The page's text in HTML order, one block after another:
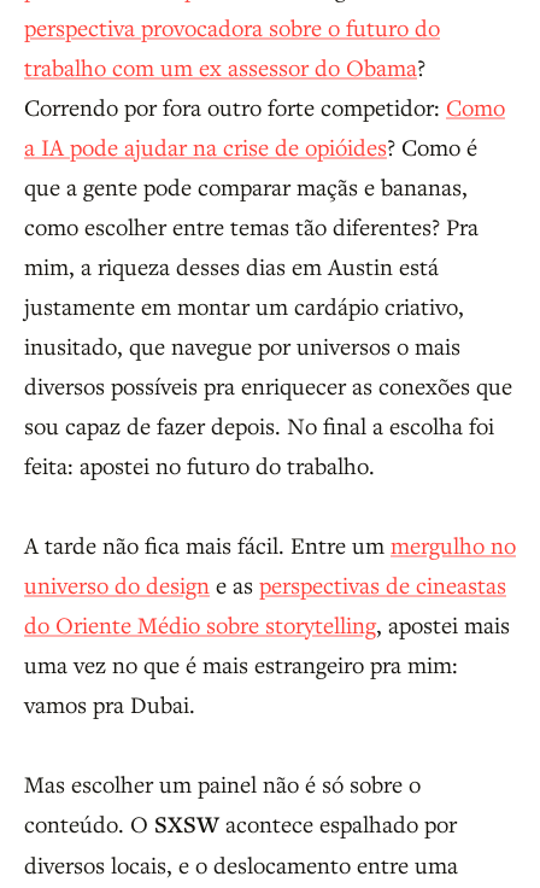
perspectiva provocadora sobre o futuro do
trabalho com um ex assessor do Obama?
Correndo por fora outro forte competidor: Como
a IA pode ajudar na crise de opióides? Como é
que a gente pode comparar maçãs e bananas,
como escolher entre temas tão diferentes? Pra
mim, a riqueza desses dias em Austin está
justamente em montar um cardápio criativo,
inusitado, que navegue por universos o mais
diversos possíveis pra enriquecer as conexões que
sou capaz de fazer depois. No final a escolha foi
feita: apostei no futuro do trabalho.
A tarde não fica mais fácil. Entre um mergulho no
universo do design e as perspectivas de cineastas
do Oriente Médio sobre storytelling, apostei mais
uma vez no que é mais estrangeiro pra mim:
vamos pra Dubai.
Mas escolher um painel não é só sobre o
conteúdo. O SXSWacontece espalhado por
diversos locais, e o deslocamento entre uma